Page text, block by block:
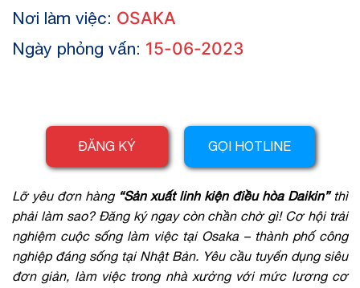
Nơi làm việc: OSAKA
Ngày phỏng vấn: 15-06-2023
ĐĂNG KÝ GỌI HOTLINE
Lỡ yêu đơn hàng “Sản xuất linh kiện điều hòa Daikin”thì
phải làm sao? Đăng ký ngay còn chần chờ gì! Cơ hội trải
nghiệm cuộc sống làm việc tại Osaka – thành phố công
nghiệp đáng sống tại Nhật Bản. Yêu cầu tuyển dụng siêu
đơn giản, làm việc trong nhà xưởng với mức lương cơ